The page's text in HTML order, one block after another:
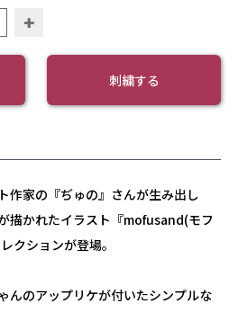
+
刺繍する
作家の『ぢゅの』さんが生み出し
描かれたイラスト『mofusand(モフ
クションが登場。
んのアップリケが付いたシンプルな